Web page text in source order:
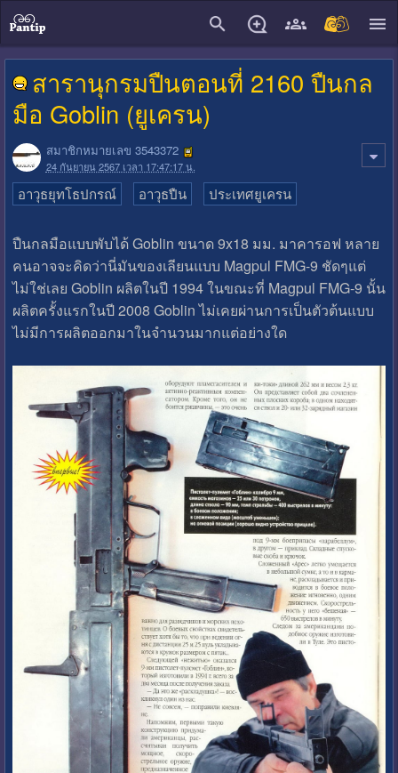
สารานุกรมปืนตอนที่ 2160 ปืนกล
มือ Goblin (ยูเครน)
สมาชิกหมายเลข 3543372
24 กันยายน 2567 เวลา 17:47:17 น.
อาวุธยุทโธปกรณ์ อาวุธปืน ประเทศยูเครน
ปืนกลมือแบบพับได้ Goblin ขนาด 9x18 มม. มาคารอฟ หลาย
คนอาจจะคิดว่านี่มันของเลียนแบบ Magpul FMG-9 ชัดๆแต่
ไม่ใช่เลย Goblin ผลิตในปี 1994 ในขณะที่ Magpul FMG-9 นั้น
ผลิตครั้งแรกในปี 2008 Goblin ไม่เคยผ่านการเป็นตัวต้นแบบ
ไม่มีการผลิตออกมาในจำนวนมากแต่อย่างใด
close